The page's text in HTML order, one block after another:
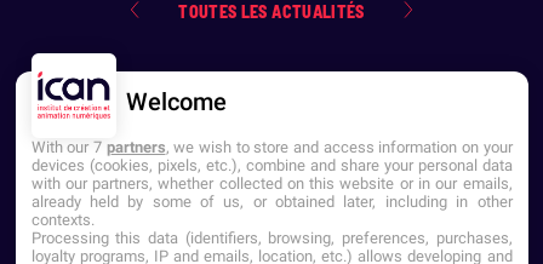
TOUTES LES ACTUALITÉS
NOUS CONTACTER
Welcome
With our 7 partners, we wish to store and access information on your
devices (cookies, pixels, etc.), combine and share your personal data
with our partners, whether collected on this website or in our emails,
already held by some of us, or obtained later, including in other
contexts.
Processing this data (identifiers, browsing, preferences, purchases,
loyalty programs, IP and emails, location, etc.) allows developing and